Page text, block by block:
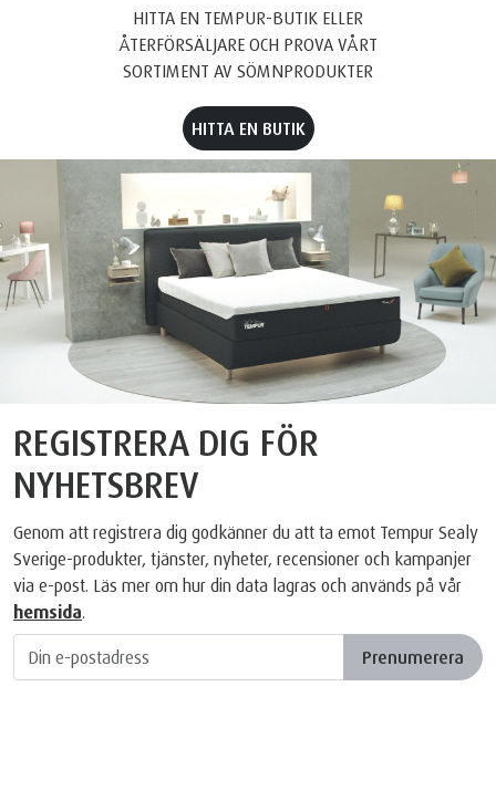
HITTA EN TEMPUR-BUTIK ELLER
ÅTERFÖRSÄLJARE OCH PROVA VÅRT
SORTIMENT AV SÖMNPRODUKTER
HITTA EN BUTIK
REGISTRERA DIG FÖR
NYHETSBREV
Genom att registrera dig godkänner du att ta emot Tempur Sealy
Sverige-produkter, tjänster, nyheter, recensioner och kampanjer
via e-post. Läs mer om hur din data lagras och används på vår
hemsida.
Prenumerera